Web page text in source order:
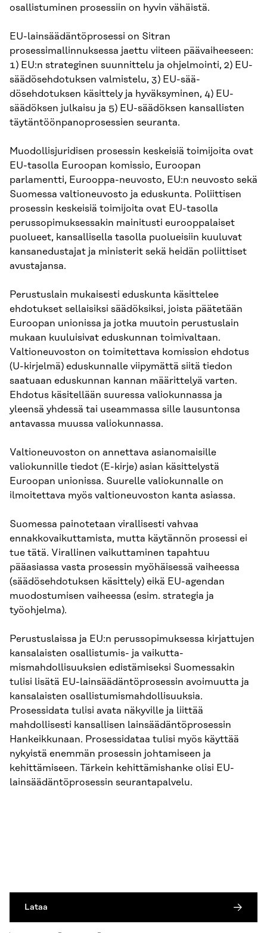
osallistuminen prosessiin on hyvin vähäistä.
EU-lainsäädäntöprosessi on Sitran
prosessimallinnuksessa jaettu viiteen päävaiheeseen:
1) EU:n strateginen suunnittelu ja ohjelmointi, 2) EU-
säädösehdotuksen valmistelu, 3) EU-sää­
dösehdotuksen käsittely ja hyväksyminen, 4) EU-
säädöksen julkaisu ja 5) EU-säädöksen kansallisten
täytäntöönpanoprosessien seuranta.
Muodollisjuridisen prosessin keskeisiä toimijoita ovat
EU-tasolla Euroopan komissio, Euroopan
parlamentti, Eurooppa-neuvosto, EU:n neuvosto sekä
Suomessa valtioneuvosto ja eduskunta. Poliittisen
prosessin keskeisiä toimijoita ovat EU-tasolla
perussopimuksessakin mainitusti eurooppalaiset
puolueet, kansallisella tasolla puolueisiin kuuluvat
kansanedustajat ja ministerit sekä heidän poliittiset
avustajansa.
Perustuslain mukaisesti eduskunta käsittelee
ehdotukset sellaisiksi säädöksiksi, joista päätetään
Euroopan unionissa ja jotka muutoin perustuslain
mukaan kuuluisivat eduskunnan toimivaltaan.
Valtioneuvoston on toimitettava komission ehdotus
(U-kirjelmä) eduskunnalle viipymättä siitä tiedon
saatuaan eduskunnan kannan määrittelyä varten.
Ehdotus käsitellään suuressa valiokunnassa ja
yleensä yhdessä tai useammassa sille lausuntonsa
antavassa muussa valiokunnassa.
Valtioneuvoston on annettava asianomaisille
valiokunnille tiedot (E-kirje) asian käsitte­lystä
Euroopan unionissa. Suurelle valiokunnalle on
ilmoitettava myös valtioneuvoston kanta asiassa.
Suomessa painotetaan virallisesti vahvaa
ennakkovaikuttamista, mutta käytännön prosessi ei
tue tätä. Virallinen vaikuttaminen tapahtuu
pääasiassa vasta prosessin myöhäisessä vaiheessa
(säädösehdotuksen käsittely) eikä EU-agendan
muodostumisen vaiheessa (esim. strategia ja
työohjelma).
Perustuslaissa ja EU:n perussopimuksessa kirjattujen
kansalaisten osallistumis- ja vaikutta­
mismahdollisuuksien edistämiseksi Suomessakin
tulisi lisätä EU-lainsäädäntöprosessin avoi­muutta ja
kansalaisten osallistumismahdollisuuksia.
Prosessidata tulisi avata näkyville ja liittää
mahdollisesti kansallisen lainsäädäntöprosessin
Hankeikkunaan. Prosessidataa tulisi myös käyttää
nykyistä enemmän prosessin johtamiseen ja
kehittämiseen. Tärkein kehittämishanke olisi EU-
lainsäädäntöprosessin seurantapalvelu.
Lataa